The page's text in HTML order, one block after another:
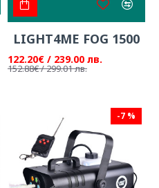
LIGHT4ME FOG 1500
122.20€ / 239.00 лв.
152.88€ / 299.01 лв.
-7 %